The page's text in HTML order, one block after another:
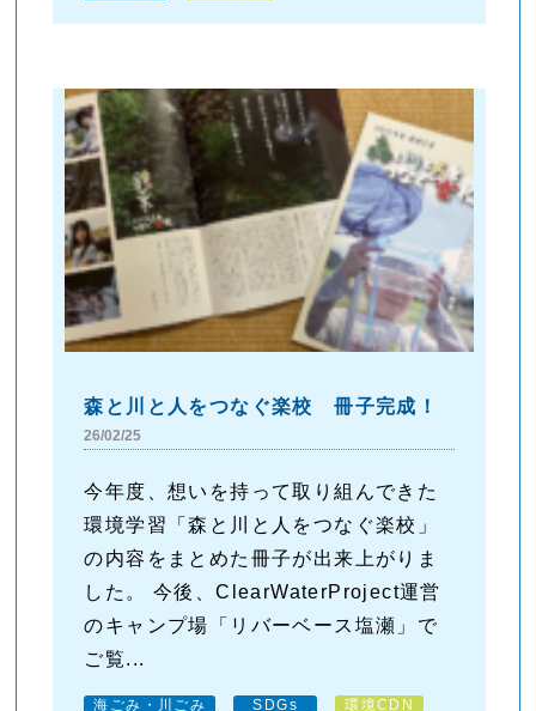
森と川と人をつなぐ楽校 冊子完成！
26/02/25
今年度、想いを持って取り組んできた
環境学習「森と川と人をつなぐ楽校」
の内容をまとめた冊子が出来上がりま
した。 今後、ClearWaterProject運営
のキャンプ場「リバーベース塩瀬」で
ご覧...
海ごみ・川ごみ SDGs 環境CDN